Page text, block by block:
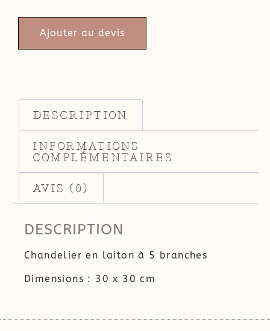
Ajouter au devis
DESCRIPTION
INFORMATIONS
COMPLÉMENTAIRES
AVIS (0)
DESCRIPTION
Chandelier en laiton à 5 branches
Dimensions : 30 x 30 cm